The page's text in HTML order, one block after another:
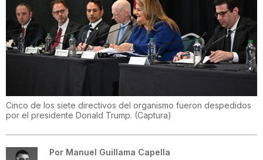
Cinco de los siete directivos del organismo fueron despedidos
por el presidente Donald Trump. (Captura)
Por Manuel Guillama Capella